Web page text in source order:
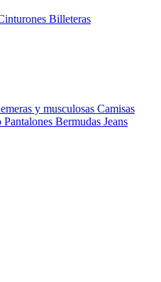
Billeteras
y musculosas Camisas
Pantalones Bermudas Jeans